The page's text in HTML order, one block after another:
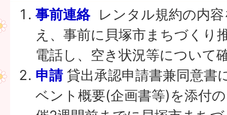
事前連絡レンタル規約の内容
え、事前に貝塚市まちづくり
電話し、空き状況等について
申請貸出承認申請書兼同意書
ベント概要(企画書等)を添付